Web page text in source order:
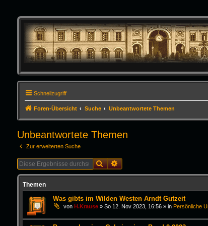
Schnellzugriff
Foren-Übersicht Suche Unbeantwortete Themen
Unbeantwortete Themen
Zur erweiterten Suche
SucheErweiterte Suche
Themen
Was gibts im Wilden Westen Arndt Gutzeit
von H.Krause» So 12. Nov 2023, 16:56» in Persönliche